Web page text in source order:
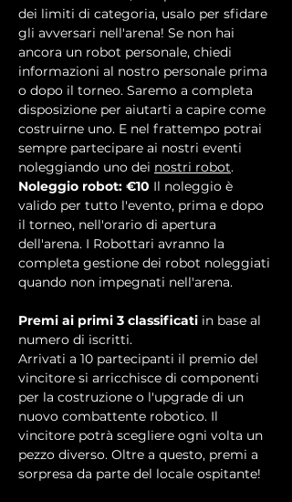
dei limiti di categoria, usalo per sfidare
gli avversari nell'arena! Se non hai
ancora un robot personale, chiedi
informazioni al nostro personale prima
o dopo il torneo. Saremo a completa
disposizione per aiutarti a capire come
costruirne uno. E nel frattempo potrai
sempre partecipare ai nostri eventi
noleggiando uno dei nostri robot.
Noleggio robot: €10 Il noleggio è
valido per tutto l'evento, prima e dopo
il torneo, nell'orario di apertura
dell'arena. I Robottari avranno la
completa gestione dei robot noleggiati
quando non impegnati nell'arena.
Premi ai primi 3 classificati in base al
numero di iscritti.
Arrivati a 10 partecipanti il premio del
vincitore si arricchisce di componenti
per la costruzione o l'upgrade di un
nuovo combattente robotico. Il
vincitore potrà scegliere ogni volta un
pezzo diverso. Oltre a questo, premi a
sorpresa da parte del locale ospitante!